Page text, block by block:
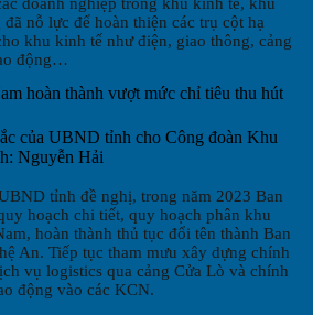
nỗ lực để hoàn thiện các trụ cột hạ
khu kinh tế như điện, giao thông, cảng
động…
của UBND tỉnh cho Công đoàn Khu
Nguyễn Hải
tỉnh đề nghị, trong năm 2023 Ban
hoạch chi tiết, quy hoạch phân khu
hoàn thành thủ tục đổi tên thành Ban
An. Tiếp tục tham mưu xây dựng chính
vụ logistics qua cảng Cửa Lò và chính
động vào các KCN.